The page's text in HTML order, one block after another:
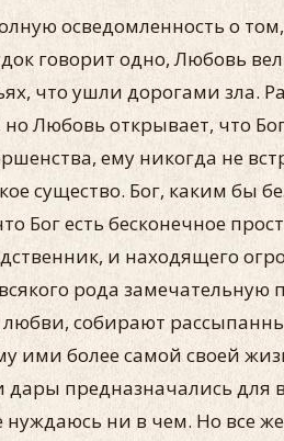
осведомленность о
говорит одно, Любовь
что ушли дорогами зла.
Любовь открывает, что
ему никогда не
существо. Бог, каким бы
Бог есть бесконечное
и находящего
рода
собирают
ими более самой своей
предназначались для
ни в чем. Но все